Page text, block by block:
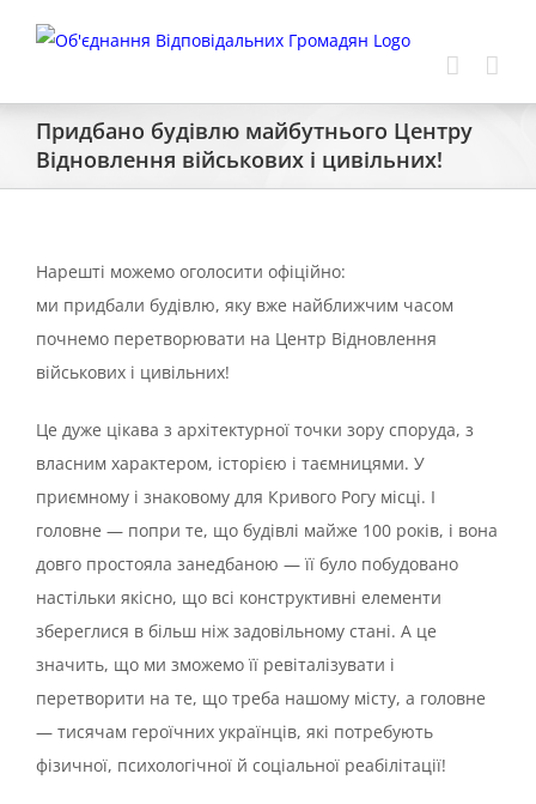
Придбано будівлю майбутнього Центру
Відновлення військових і цивільних!
Нарешті можемо оголосити офіційно:
ми придбали будівлю, яку вже найближчим часом
почнемо перетворювати на Центр Відновлення
військових і цивільних!
Це дуже цікава з архітектурної точки зору споруда, з
власним характером, історією і таємницями. У
приємному і знаковому для Кривого Рогу місці. І
головне — попри те, що будівлі майже 100 років, і вона
довго простояла занедбаною — її було побудовано
настільки якісно, що всі конструктивні елементи
збереглися в більш ніж задовільному стані. А це
значить, що ми зможемо її ревіталізувати і
перетворити на те, що треба нашому місту, а головне
— тисячам героїчних українців, які потребують
фізичної, психологічної й соціальної реабілітації!